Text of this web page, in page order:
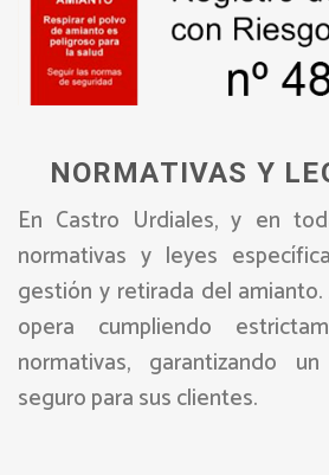
NORMATIVAS Y
En Castro Urdiales, y en
normativas y leyes
gestión y retirada del
opera cumpliendo
normativas, garantizando
seguro para sus clientes.